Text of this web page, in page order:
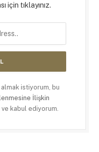
için tıklayınız.
istiyorum, bu
İlişkin
kabul ediyorum.